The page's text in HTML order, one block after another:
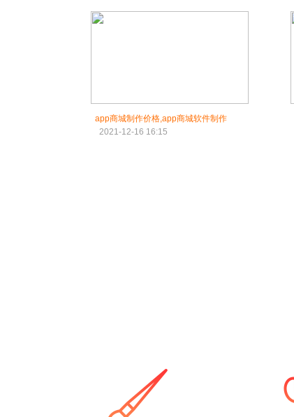
app商城制作价格,app商城软件制作
2021-12-16 16:15